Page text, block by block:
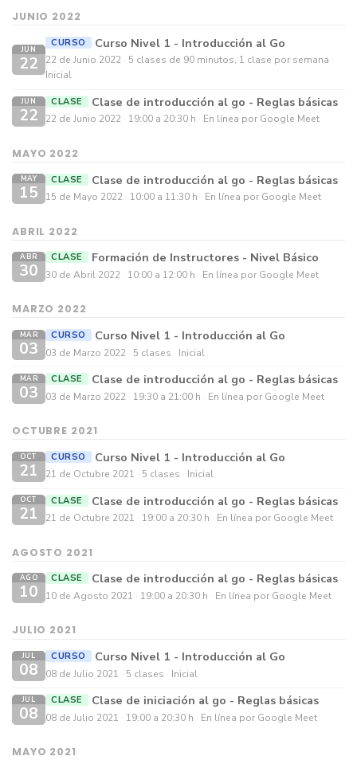
JUNIO 2022
JUN
22
CURSO Curso Nivel 1 - Introducción al Go
22 de Junio 2022
5 clases de 90 minutos, 1 clase por semana
Inicial
JUN
22
CLASE Clase de introducción al go - Reglas básicas
22 de Junio 2022 19:00 a 20:30 h En línea por Google Meet
MAYO 2022
MAY
15
CLASE Clase de introducción al go - Reglas básicas
15 de Mayo 2022 10:00 a 11:30 h En línea por Google Meet
ABRIL 2022
ABR
30
CLASE Formación de Instructores - Nivel Básico
30 de Abril 2022 10:00 a 12:00 h En línea por Google Meet
MARZO 2022
MAR
03
CURSO Curso Nivel 1 - Introducción al Go
03 de Marzo 2022 5 clases Inicial
MAR
03
CLASE Clase de introducción al go - Reglas básicas
03 de Marzo 2022 19:30 a 21:00 h En línea por Google Meet
OCTUBRE 2021
OCT
21
CURSO Curso Nivel 1 - Introducción al Go
21 de Octubre 2021 5 clases Inicial
OCT
21
CLASE Clase de introducción al go - Reglas básicas
21 de Octubre 2021 19:00 a 20:30 h En línea por Google Meet
AGOSTO 2021
AGO
10
CLASE Clase de introducción al go - Reglas básicas
10 de Agosto 2021 19:00 a 20:30 h En línea por Google Meet
JULIO 2021
JUL
08
CURSO Curso Nivel 1 - Introducción al Go
08 de Julio 2021 5 clases Inicial
JUL
08
CLASE Clase de iniciación al go - Reglas básicas
08 de Julio 2021 19:00 a 20:30 h En línea por Google Meet
MAYO 2021